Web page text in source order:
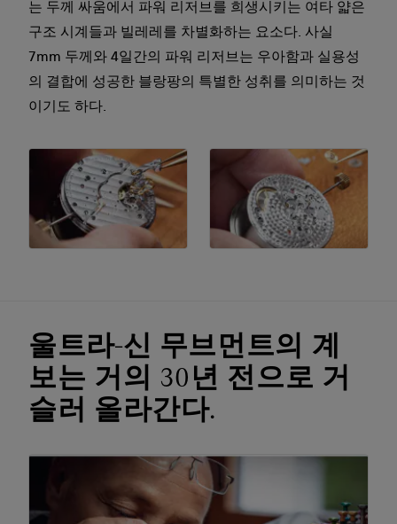
는 두께 싸움에서 파워 리저브를 희생시키는 여타 얇은
구조 시계들과 빌레레를 차별화하는 요소다. 사실
7mm 두께와 4일간의 파워 리저브는 우아함과 실용성
의 결합에 성공한 블랑팡의 특별한 성취를 의미하는 것
이기도 하다.
울트라-신 무브먼트의 계
보는 거의 30년 전으로 거
슬러 올라간다.